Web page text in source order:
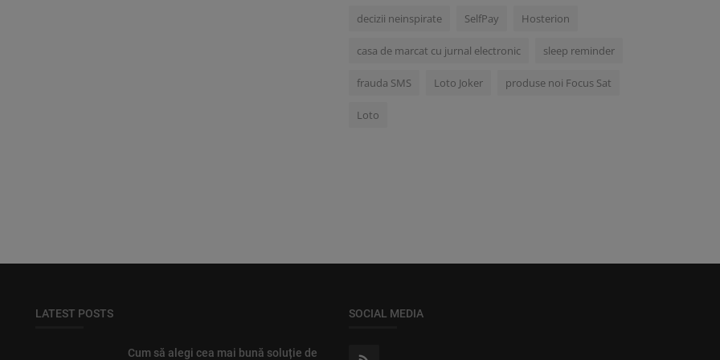
decizii neinspirate SelfPay Hosterion
casa de marcat cu jurnal electronic sleep reminder
frauda SMS Loto Joker produse noi Focus Sat
Loto
LATEST POSTS
Cum să alegi cea mai bună soluție de
SOCIAL MEDIA